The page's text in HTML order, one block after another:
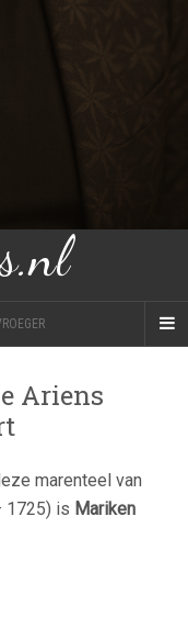
Ariens
marenteel van
is Mariken